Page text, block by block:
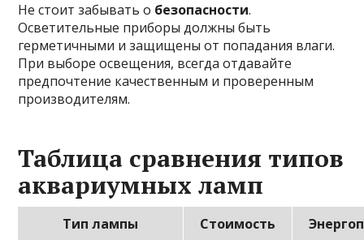
Не стоит забывать о безопасности.
Осветительные приборы должны быть
герметичными и защищены от попадания влаги.
При выборе освещения, всегда отдавайте
предпочтение качественным и проверенным
производителям.
Таблица сравнения типов
аквариумных ламп
Тип лампы Стоимость